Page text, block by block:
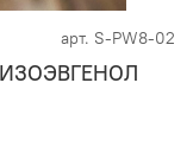
арт. S-PW8-02
ИЗОЭВГЕНОЛ